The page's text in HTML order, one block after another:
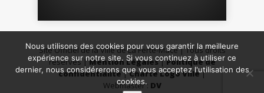
Site Officiel de la Ville de La Ferté-Macé | Tous droits
réservés |Mention Légales|Politique de
confidentialité|Charte Logo Ville|
Webmaster : DV
Nous utilisons des cookies pour vous garantir la meilleure
expérience sur notre site. Si vous continuez à utiliser ce
dernier, nous considérerons que vous acceptez l'utilisation des
cookies.